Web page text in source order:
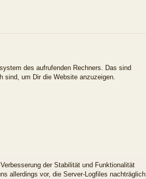
des aufrufenden Rechners. Das sind
sind, um Dir die Website anzuzeigen.
der Stabilität und Funktionalität
allerdings vor, die Server-Logfiles nachträglich